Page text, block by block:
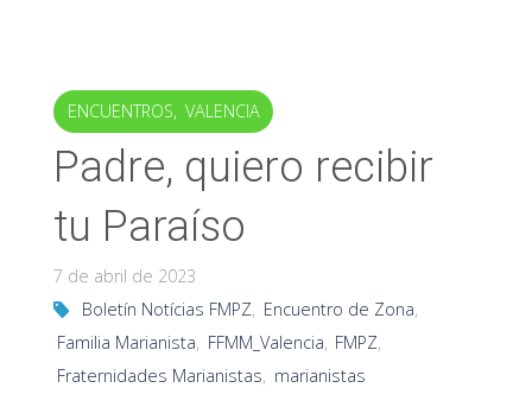
ENCUENTROS, VALENCIA
Padre, quiero recibir
tu Paraíso
7 de abril de 2023
Boletín Notícias FMPZ, Encuentro de Zona,
Familia Marianista, FFMM_Valencia, FMPZ,
Fraternidades Marianistas, marianistas